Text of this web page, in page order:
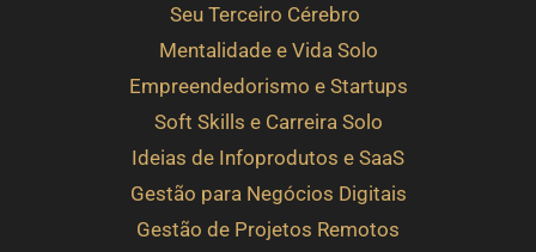
Seu Terceiro Cérebro
Mentalidade e Vida Solo
Empreendedorismo e Startups
Soft Skills e Carreira Solo
Ideias de Infoprodutos e SaaS
Gestão para Negócios Digitais
Gestão de Projetos Remotos